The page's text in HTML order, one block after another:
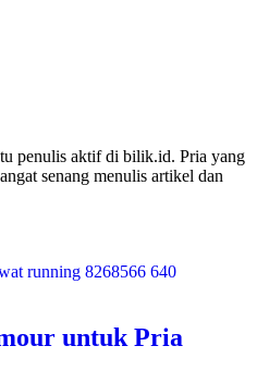
penulis aktif di bilik.id. Pria yang
senang menulis artikel dan
untuk Pria